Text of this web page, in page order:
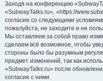
Заходя на конференцию
«SubwayTalks.ru», «https://
согласие со следующими
пожалуйста, не заходите и не
Мы оставляем за собой право
сделаем всё возможное, чтобы
стороны было бы разумным
предмет изменений, так как
«SubwayTalks.ru» после
согласие с ними.